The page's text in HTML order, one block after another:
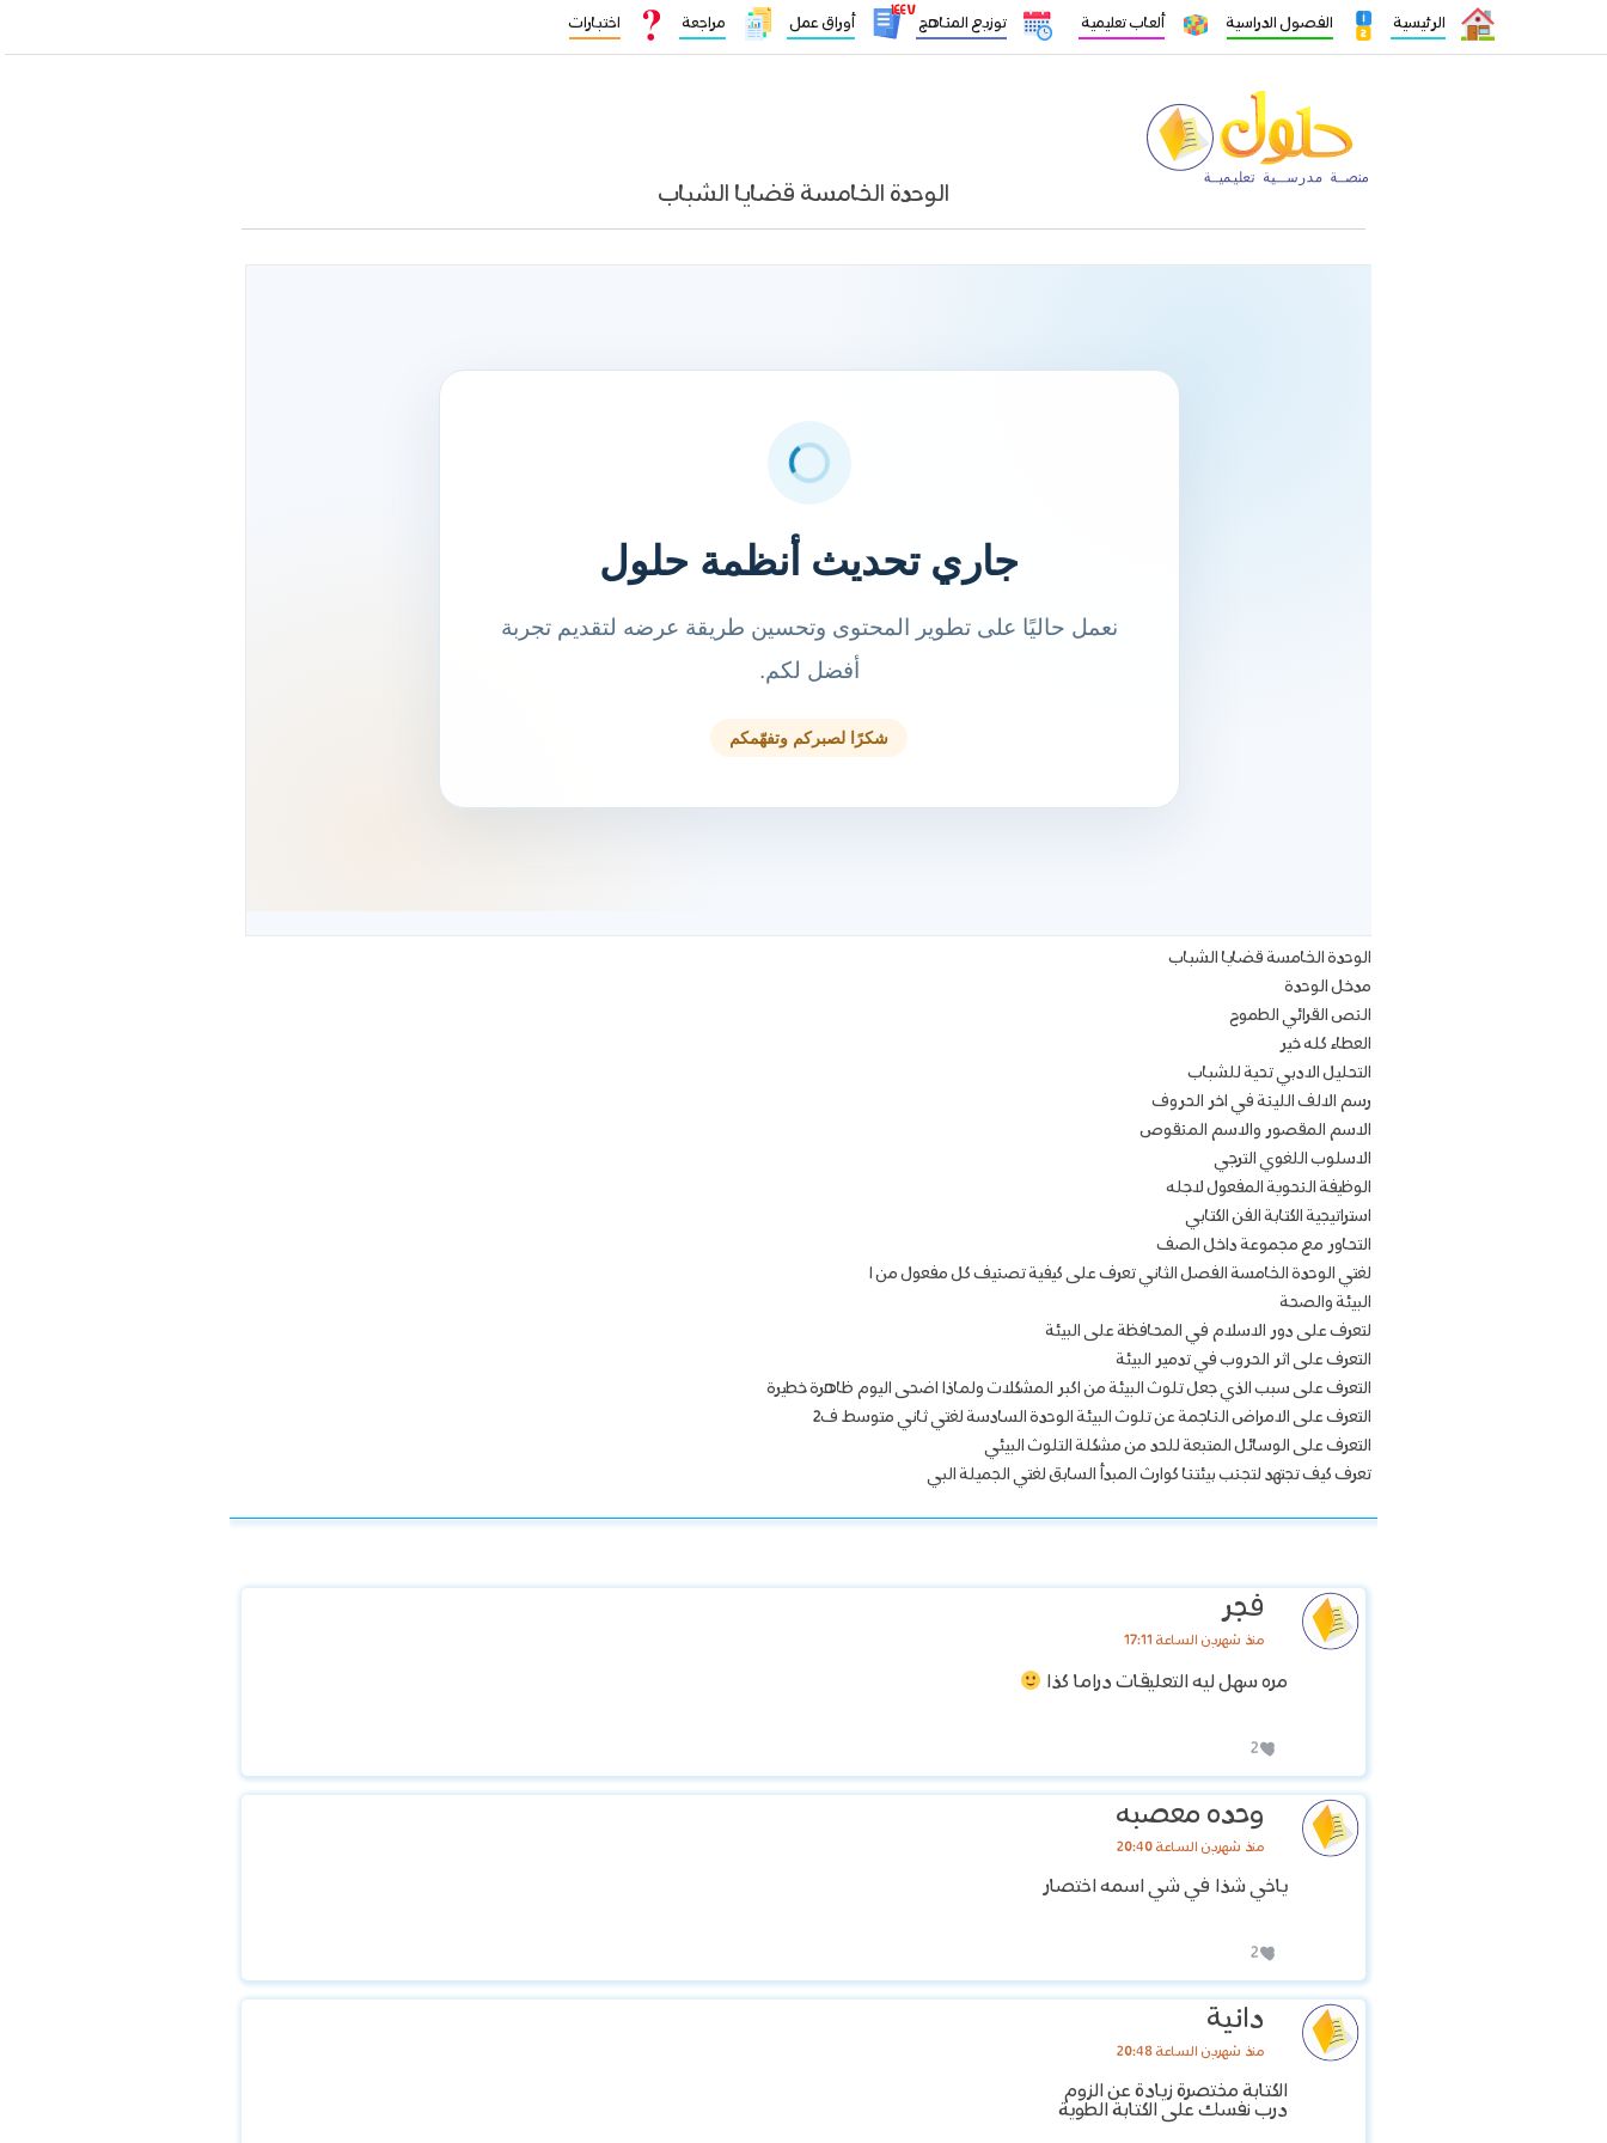
الرئيسية الفصول الدراسية ألعاب تعليمية توزيع المناهج
١٤٤٧
أوراق عمل مراجعة اختبارات
الوحدة الخامسة قضايا الشباب
الوحدة الخامسة قضايا الشباب
مدخل الوحدة
النص القرائي الطموح
العطاء كله خير
التحليل الادبي تحية للشباب
رسم الالف اللينة في اخر الحروف
الاسم المقصور والاسم المنقوص
الاسلوب اللغوي الترجي
الوظيفة النحوية المفعول لاجله
استراتيجية الكتابة الفن الكتابي
التحاور مع مجموعة داخل الصف
لغتي الوحدة الخامسة الفصل الثاني تعرف على كيفية تصنيف كل مفعول من ا
البيئة والصحة
لتعرف على دور الاسلام في المحافظة على البيئة
التعرف على اثر الحروب في تدمير البيئة
التعرف على سبب الذي جعل تلوث البيئة من اكبر المشكلات ولماذا اضحى اليوم ظاهرة خطيرة
التعرف على الامراض الناجمة عن تلوث البيئة الوحدة السادسة لغتي ثاني متوسط ف2
التعرف على الوسائل المتبعة للحد من مشكلة التلوث البيئي
تعرف كيف تجتهد لتجنب بيئتنا كوارث المبدأ السابق لغتي الجميلة البي
فجر
منذ شهرين الساعة 17:11
مره سهل ليه التعليقات دراما كذا
2
وحده معصبه
منذ شهرين الساعة 20:40
ياخي شذا في شي اسمه اختصار
2
دانية
منذ شهرين الساعة 20:48
الكتابة مختصرة زيادة عن الزوم
درب نفسك على الكتابة الطوية